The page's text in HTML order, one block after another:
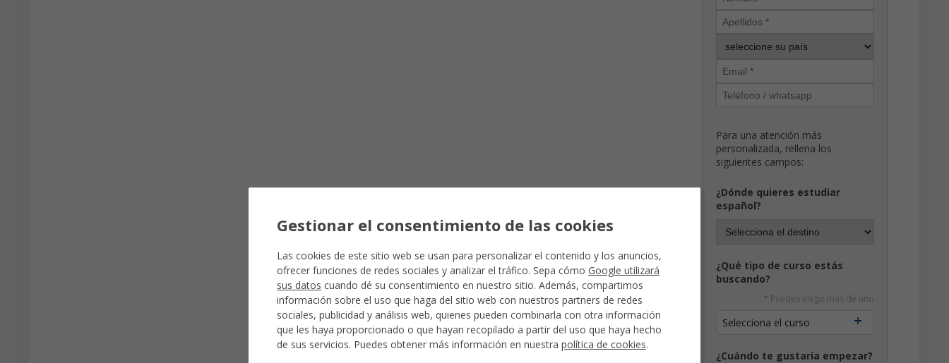
Para una atención más
personalizada, rellena los
siguientes campos:
¿Dónde quieres estudiar
español?
¿Qué tipo de curso estás
buscando?
* Puedes elegir más de uno
Selecciona el curso
¿Cuándo te gustaría empezar?
Gestionar el consentimiento de las cookies
Las cookies de este sitio web se usan para personalizar el contenido y los anuncios,
ofrecer funciones de redes sociales y analizar el tráfico. Sepa cómo Google utilizará
sus datos cuando dé su consentimiento en nuestro sitio. Además, compartimos
información sobre el uso que haga del sitio web con nuestros partners de redes
sociales, publicidad y análisis web, quienes pueden combinarla con otra información
que les haya proporcionado o que hayan recopilado a partir del uso que haya hecho
de sus servicios. Puedes obtener más información en nuestra política de cookies.